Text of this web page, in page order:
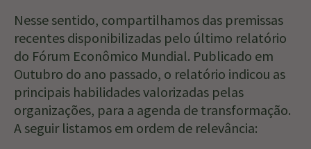
Nesse sentido, compartilhamos das premissas
recentes disponibilizadas pelo último relatório
do Fórum Econômico Mundial. Publicado em
Outubro do ano passado, o relatório indicou as
principais habilidades valorizadas pelas
organizações, para a agenda de transformação.
A seguir listamos em ordem de relevância: